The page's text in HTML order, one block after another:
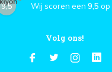
9,5 Wij scoren een 9,5 op
Volg ons!